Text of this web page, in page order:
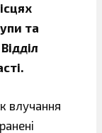
та
влучання